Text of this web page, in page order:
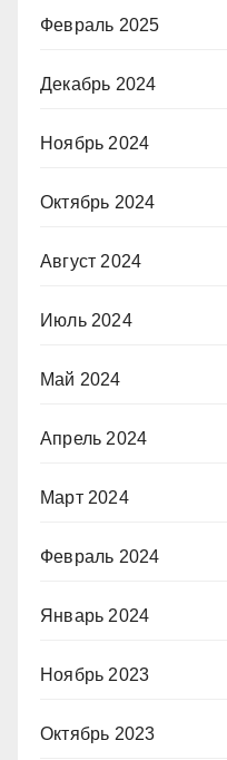
Февраль 2025
Декабрь 2024
Ноябрь 2024
Октябрь 2024
Август 2024
Июль 2024
Май 2024
Апрель 2024
Март 2024
Февраль 2024
Январь 2024
Ноябрь 2023
Октябрь 2023